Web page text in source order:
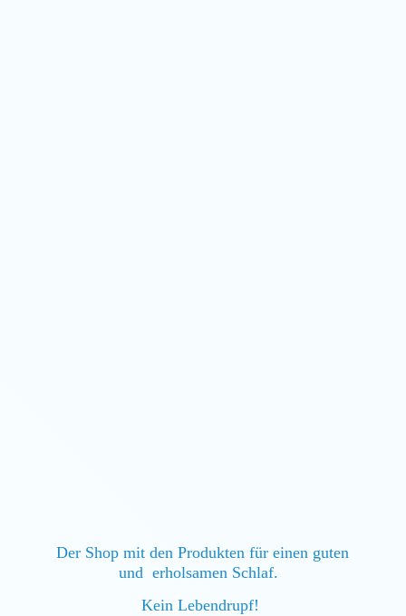
Der Shop mit den Produkten für einen guten
und erholsamen Schlaf.
Kein Lebendrupf!